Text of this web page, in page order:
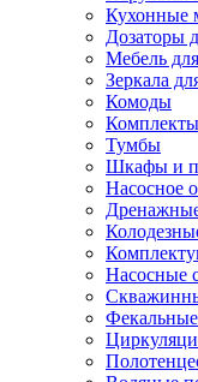
Кухонные
Дозаторы
Мебель
Зеркала
Комоды
Тумбы
Шкафы и
Насосное
Насосные